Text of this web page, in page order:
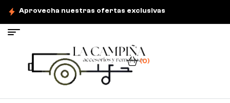
Aprovecha nuestras ofertas exclusivas
(0)